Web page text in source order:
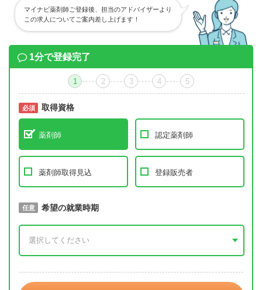
マイナビ薬剤師ご登録後、担当のアドバイザーより
この求人についてご案内差し上げます！
1分で登録完了
1 2 3 4 5
必須 取得資格
薬剤師 認定薬剤師
薬剤師取得見込 登録販売者
必須 取得予定年
任意 希望の就業時期